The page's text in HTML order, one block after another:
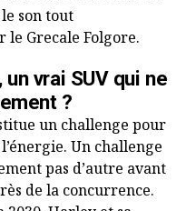
son tout
Grecale Folgore.
vrai SUV qui ne
?
un challenge pour
Un challenge
pas d’autre avant
de la concurrence.